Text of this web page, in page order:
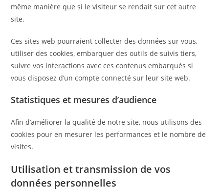
même manière que si le visiteur se rendait sur cet autre
site.
Ces sites web pourraient collecter des données sur vous,
utiliser des cookies, embarquer des outils de suivis tiers,
suivre vos interactions avec ces contenus embarqués si
vous disposez d’un compte connecté sur leur site web.
Statistiques et mesures d’audience
Afin d’améliorer la qualité de notre site, nous utilisons des
cookies pour en mesurer les performances et le nombre de
visites.
Utilisation et transmission de vos
données personnelles